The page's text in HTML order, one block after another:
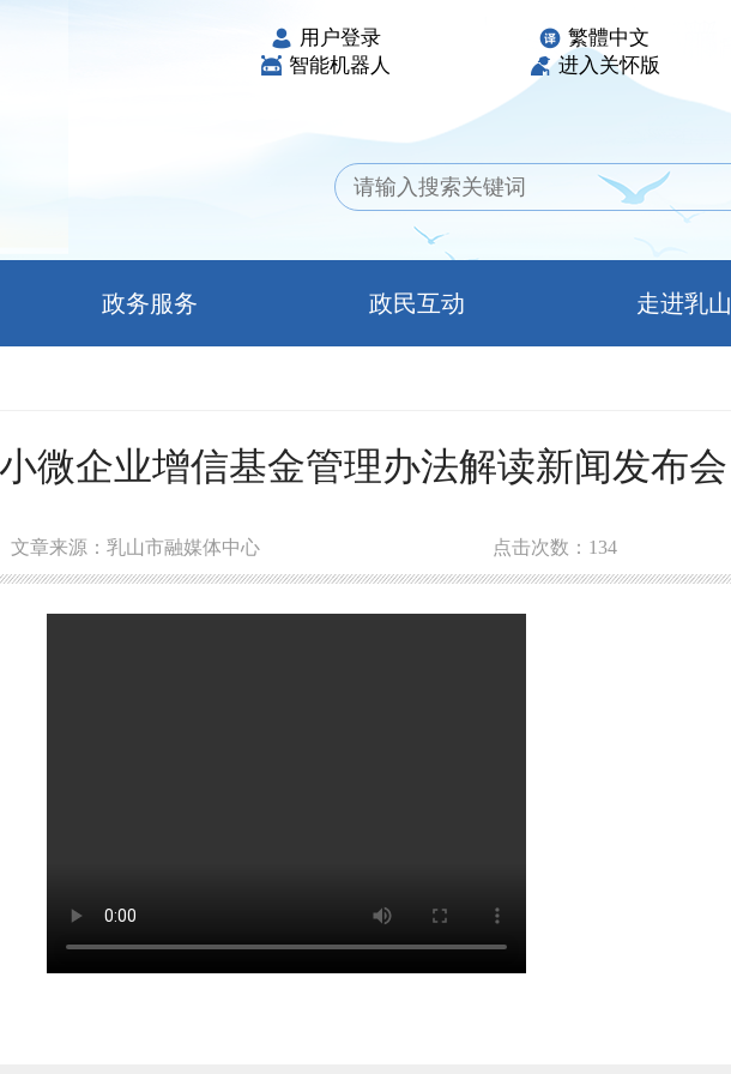
用户登录 繁體中文
智能机器人
进入关怀版
政务服务 政民互动 走进乳山
微企业增信基金管理办法解读新闻发布会
文章来源：乳山市融媒体中心 点击次数： 134